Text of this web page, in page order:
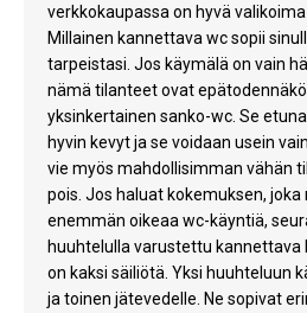
verkkokaupassa on hyvä
Millainen kannettava wc sopii
tarpeistasi. Jos käymälä on vain
nämä tilanteet ovat
yksinkertainen sanko-wc. Se
hyvin kevyt ja se voidaan usein
vie myös mahdollisimman vähän
pois. Jos haluat kokemuksen,
enemmän oikeaa wc-käyntiä,
huuhtelulla varustettu kannettava
on kaksi säiliötä. Yksi huuhteluun
ja toinen jätevedelle. Ne sopivat